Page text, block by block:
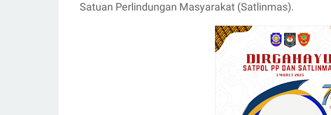
Satuan Perlindungan Masyarakat (Satlinmas).